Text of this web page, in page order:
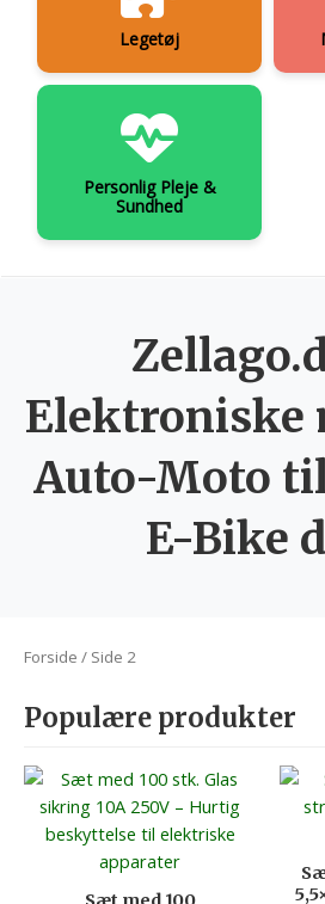
Legetøj
Personlig Pleje &
Sundhed
Elektroniske
Auto-Moto
E-Bike
Forside / Side 2
Populære produkter